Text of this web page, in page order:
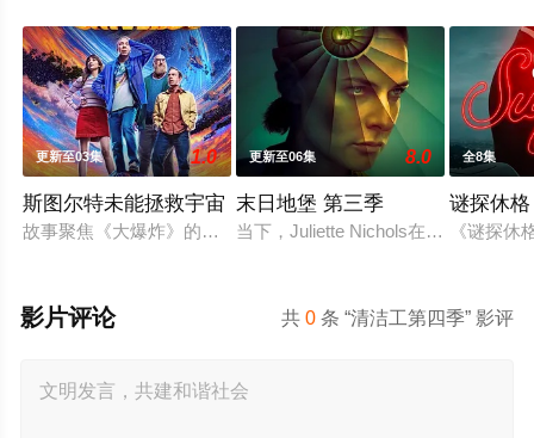
更新至03集 1.0
斯图尔特未能拯救宇宙
故事聚焦《大爆炸》的漫画书老板斯图尔特·布鲁姆，他弄坏了
更新至06集 8.0
末日地堡 第三季
当下，Juliette Nichols在被迫接受“
全8集
谜探休
《谜探
共0 条 “清洁工第四季” 影评
影片评论